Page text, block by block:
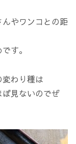
やワンコとの距
す。
わり種は
ぼ見ないのでぜ